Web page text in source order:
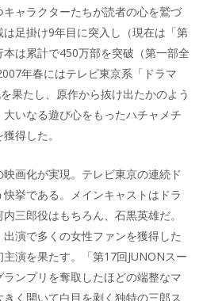
ャラクターたちが読者の心を鷲づ
足掛け9年目に突入し（現在は「第
は累計で450万部を突破（第一部全
年春にはテレビ東京系「ドラマ
果たし、原作から抜け出たかのよう
いなる遊び心をもったハチャメチ
得した。
画化が実現。テレビ東京の連続ド
挙である。メインキャストはドラ
三郎役はもちろん、石黒英雄だ。
演で多くの女性ファンを獲得した
演を果たす。「第17回JUNONスー
ンプリを奪取したほどの端整なマ
く開いて白目を剥く独特の三郎ス